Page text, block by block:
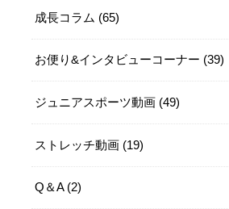
成長コラム (65)
お便り&インタビューコーナー (39)
ジュニアスポーツ動画 (49)
ストレッチ動画 (19)
Q＆A (2)